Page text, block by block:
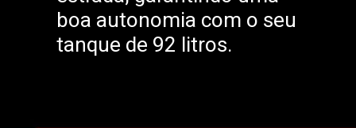
boa autonomia com o seu
tanque de 92 litros.